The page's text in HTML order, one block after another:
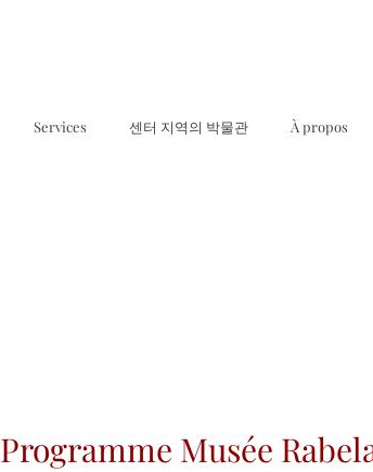
Services 센터 지역의 박물관 À propos
Programme Musée